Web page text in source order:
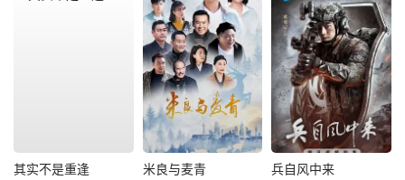
其实不是重逢 米良与麦青 兵自风中来